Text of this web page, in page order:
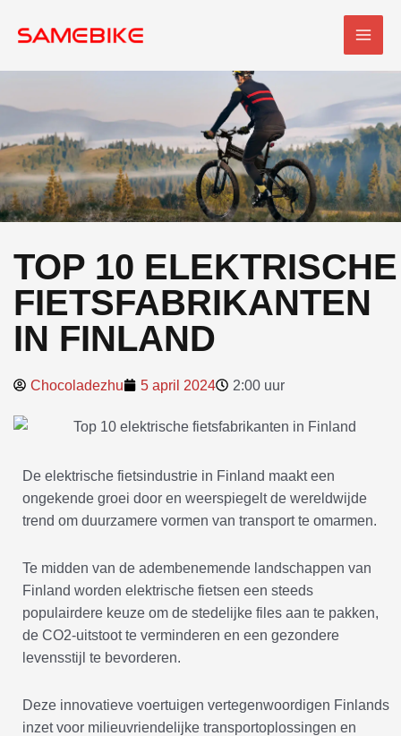
naar
TOP 10 ELEKTRISCHE
FIETSFABRIKANTEN
IN FINLAND
Chocoladezhu 5 april 2024 2:00 uur
De elektrische fietsindustrie in Finland maakt een
ongekende groei door en weerspiegelt de wereldwijde
trend om duurzamere vormen van transport te omarmen.
Te midden van de adembenemende landschappen van
Finland worden elektrische fietsen een steeds
populairdere keuze om de stedelijke files aan te pakken,
de CO2-uitstoot te verminderen en een gezondere
levensstijl te bevorderen.
Deze innovatieve voertuigen vertegenwoordigen Finlands
inzet voor milieuvriendelijke transportoplossingen en